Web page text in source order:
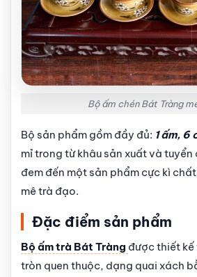
Bộ ấm chén Bát Tràng
Bộ sản phẩm gồm đầy đủ: 1 ấm, 6
mỉ trong từ khâu sản xuất và tuyển
đem đến một sản phẩm cực kì
mê trà đạo.
Đặc điểm sản phẩm
Bộ ấm trà Bát Tràng được thiết
tròn quen thuộc, dạng quai xách